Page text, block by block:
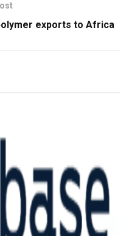
exports to Africa